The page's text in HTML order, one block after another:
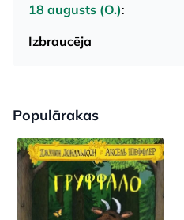
18 augusts (O.):
Izbraucēja
Populārakas